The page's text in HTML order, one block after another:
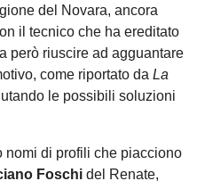
del Novara, ancora
il tecnico che ha ereditato
però riuscire ad agguantare
come riportato da La
le possibili soluzioni
nomi di profili che piacciono
Foschi del Renate,